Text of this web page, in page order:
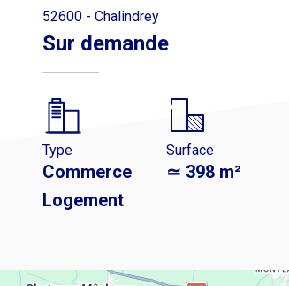
52600 - Chalindrey
Sur demande
Type
Commerce
Logement
Surface
≃ 398 m²